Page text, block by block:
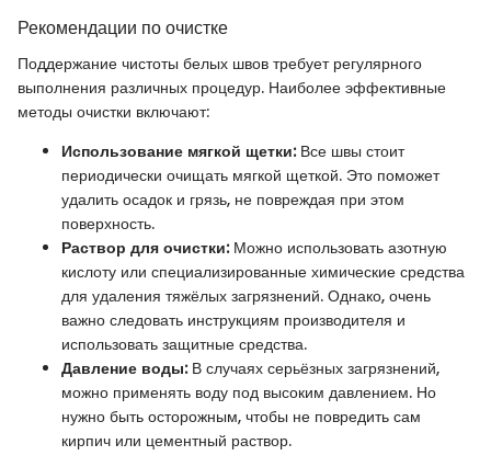
Рекомендации по очистке
Поддержание чистоты белых швов требует регулярного
выполнения различных процедур. Наиболее эффективные
методы очистки включают:
Использование мягкой щетки:Все швы стоит
периодически очищать мягкой щеткой. Это поможет
удалить осадок и грязь, не повреждая при этом
поверхность.
Раствор для очистки:Можно использовать азотную
кислоту или специализированные химические средства
для удаления тяжёлых загрязнений. Однако, очень
важно следовать инструкциям производителя и
использовать защитные средства.
Давление воды:В случаях серьёзных загрязнений,
можно применять воду под высоким давлением. Но
нужно быть осторожным, чтобы не повредить сам
кирпич или цементный раствор.